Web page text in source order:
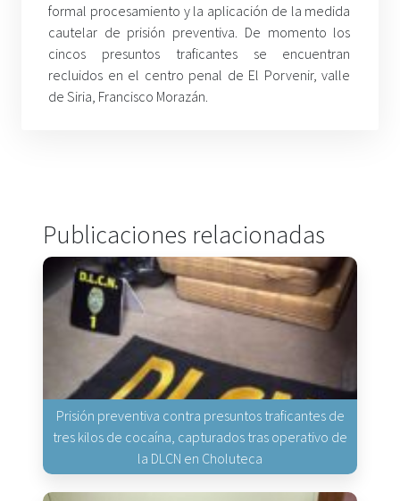
formal procesamiento y la aplicación de la medida
cautelar de prisión preventiva. De momento los
cincos presuntos traficantes se encuentran
recluidos en el centro penal de El Porvenir, valle
de Siria, Francisco Morazán.
Publicaciones relacionadas
Prisión preventiva contra presuntos traficantes de
tres kilos de cocaína, capturados tras operativo de
la DLCN en Choluteca